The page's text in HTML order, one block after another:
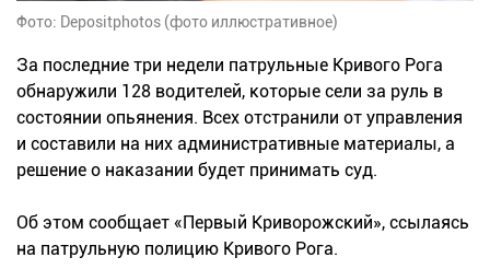
Фото: Depositphotos (фото иллюстративное)
За последние три недели патрульные Кривого Рога
обнаружили 128 водителей, которые сели за руль в
состоянии опьянения. Всех отстранили от управления
и составили на них административные материалы, а
решение о наказании будет принимать суд.
Об этом сообщает «Первый Криворожский», ссылаясь
на патрульную полицию Кривого Рога.